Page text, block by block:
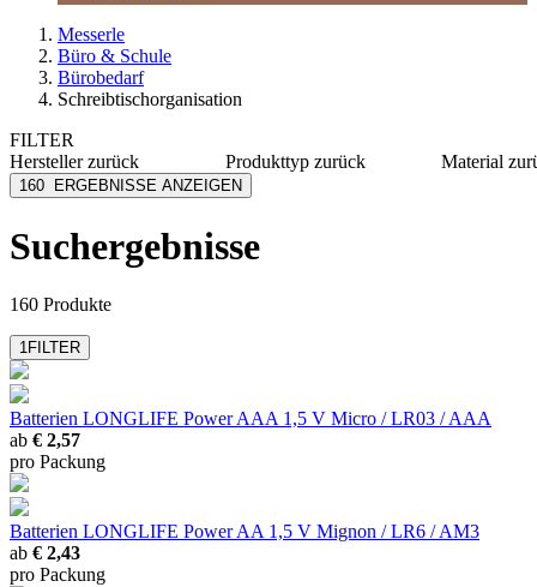
Messerle
Büro & Schule
Bürobedarf
Schreibtischorganisation
FILTER
Herstellerzurück
Alco
Dataflex feeling at work
mehr anzeigen
Produkttyp zurück
Haftnotizen
Material
160 ERGEBNISSE ANZEIGEN
Suchergebnisse
160 Produkte
1FILTER
Batterien LONGLIFE Power AAA 1,5 V Micro / LR03 / AAA
ab € 2,57
pro Packung
Batterien LONGLIFE Power AA 1,5 V Mignon / LR6 / AM3
ab € 2,43
pro Packung